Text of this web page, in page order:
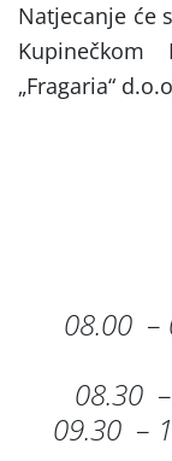
Natjecanje će
„Fragaria“
08.00
08.30
09.30 –